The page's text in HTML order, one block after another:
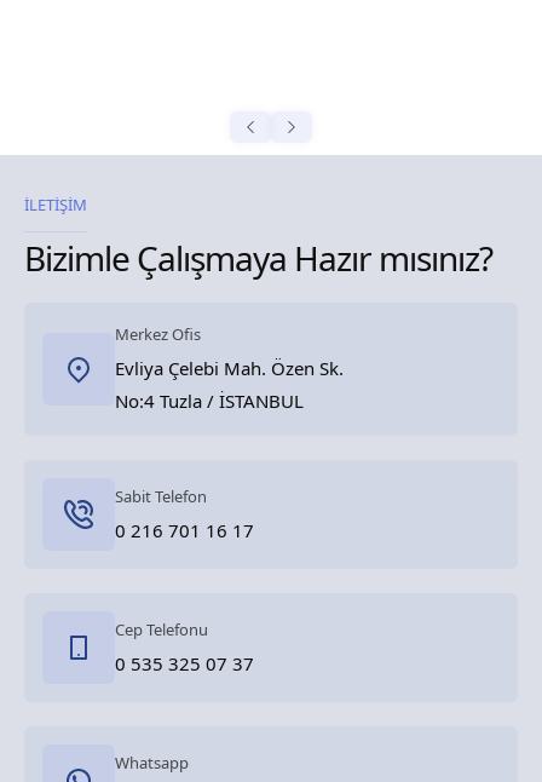
İLETİŞİM
Bizimle Çalışmaya Hazır mısınız?
Merkez Ofis
Evliya Çelebi Mah. Özen Sk.
No:4 Tuzla / İSTANBUL
Sabit Telefon
0 216 701 16 17
Cep Telefonu
0 535 325 07 37
Whatsapp